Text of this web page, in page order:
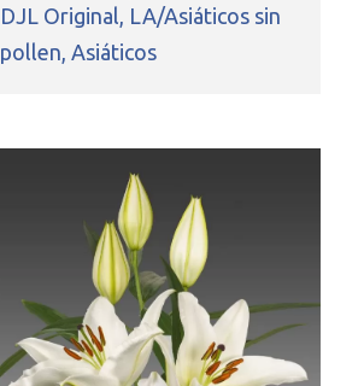
DJL Original LA/Asiáticos sin
pollen Asiáticos